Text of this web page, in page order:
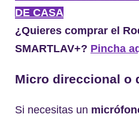
DE CASA
¿Quieres comprar el
SMARTLAV+? Pincha
Micro direccional o
Si necesitas un